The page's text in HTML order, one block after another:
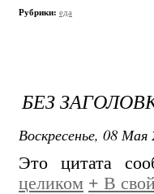
Рубрики: еда
БЕЗ
Воскресенье, 08
Это цитата
целиком + В